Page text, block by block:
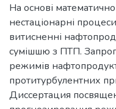
На основі
нестаціонарні
витисненні
сумішшю з ПТП.
режимів
протитурбулентних
Диссертация